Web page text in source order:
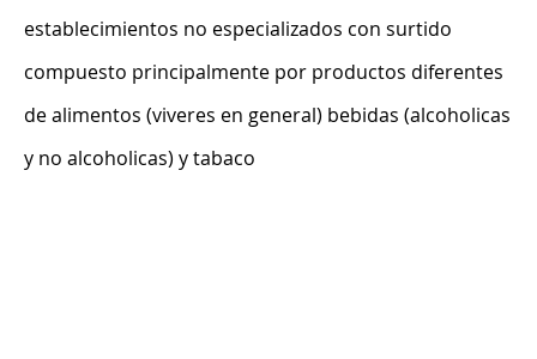
establecimientos no especializados con surtido
compuesto principalmente por productos diferentes
de alimentos (viveres en general) bebidas (alcoholicas
y no alcoholicas) y tabaco